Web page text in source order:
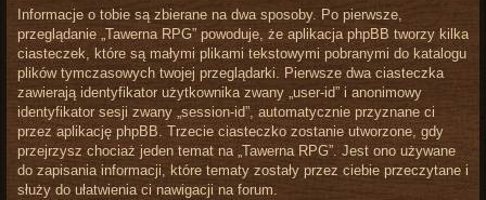
Informacje o tobie są zbierane na dwa sposoby. Po pierwsze,
przeglądanie „Tawerna RPG” powoduje, że aplikacja phpBB tworzy kilka
ciasteczek, które są małymi plikami tekstowymi pobranymi do katalogu
plików tymczasowych twojej przeglądarki. Pierwsze dwa ciasteczka
zawierają identyfikator użytkownika zwany „user-id” i anonimowy
identyfikator sesji zwany „session-id”, automatycznie przyznane ci
przez aplikację phpBB. Trzecie ciasteczko zostanie utworzone, gdy
przejrzysz chociaż jeden temat na „Tawerna RPG”. Jest ono używane
do zapisania informacji, które tematy zostały przez ciebie przeczytane i
służy do ułatwienia ci nawigacji na forum.